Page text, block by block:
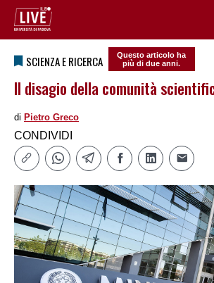
SCIENZA E RICERCA
Questo articolo ha
più di due anni.
Il disagio della comunità
di Pietro Greco
CONDIVIDI